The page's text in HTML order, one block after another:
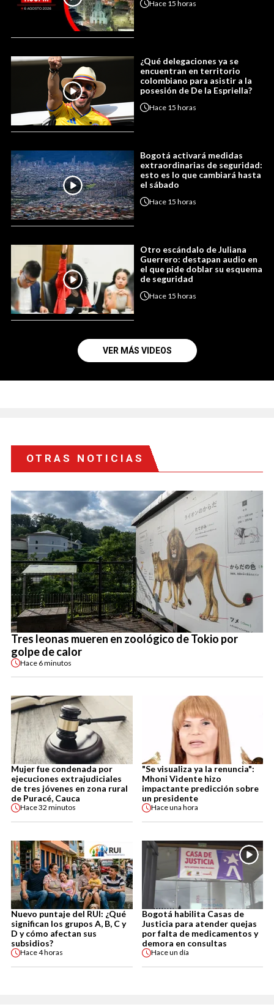
Hace 15 horas
¿Qué delegaciones ya se
encuentran en territorio
colombiano para asistir a la
posesión de De la Espriella?
Hace 15 horas
Bogotá activará medidas
extraordinarias de seguridad:
esto es lo que cambiará hasta
el sábado
Hace 15 horas
Otro escándalo de Juliana
Guerrero: destapan audio en
el que pide doblar su esquema
de seguridad
Hace 15 horas
VER MÁS VIDEOS
OTRAS NOTICIAS
Tres leonas mueren en zoológico de Tokio por
golpe de calor
Hace 6 minutos
Mujer fue condenada por
ejecuciones extrajudiciales
de tres jóvenes en zona rural
de Puracé, Cauca
Hace32 minutos
"Se visualiza ya la renuncia":
Mhoni Vidente hizo
impactante predicción sobre
un presidente
Haceuna hora
Nuevo puntaje del RUI: ¿Qué
significan los grupos A, B, C y
D y cómo afectan sus
subsidios?
Hace4 horas
Bogotá habilita Casas de
Justicia para atender quejas
por falta de medicamentos y
demora en consultas
Haceun día